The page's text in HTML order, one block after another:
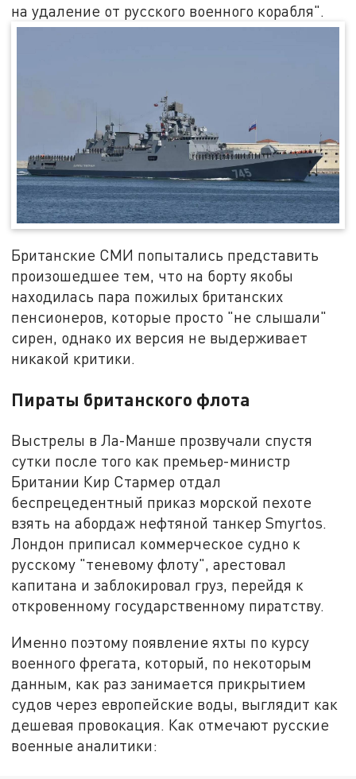
на удаление от русского военного корабля".
Британские СМИ попытались представить
произошедшее тем, что на борту якобы
находилась пара пожилых британских
пенсионеров, которые просто "не слышали"
сирен, однако их версия не выдерживает
никакой критики.
Пираты британского флота
Выстрелы в Ла-Манше прозвучали спустя
сутки после того как премьер-министр
Британии Кир Стармер отдал
беспрецедентный приказ морской пехоте
взять на абордаж нефтяной танкер Smyrtos.
Лондон приписал коммерческое судно к
русскому "теневому флоту", арестовал
капитана и заблокировал груз, перейдя к
откровенному государственному пиратству.
Именно поэтому появление яхты по курсу
военного фрегата, который, по некоторым
данным, как раз занимается прикрытием
судов через европейские воды, выглядит как
дешевая провокация. Как отмечают русские
военные аналитики: